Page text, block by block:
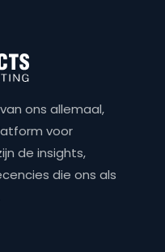
ons allemaal,
voor
de insights,
die ons als